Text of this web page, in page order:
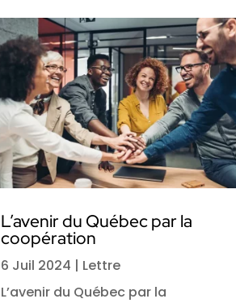
L’avenir du Québec par la
coopération
6 Juil 2024 | Lettre
L’avenir du Québec par la